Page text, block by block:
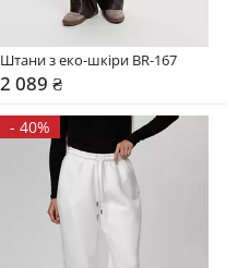
Штани з еко-шкіри BR-167
2 089 ₴
- 40%